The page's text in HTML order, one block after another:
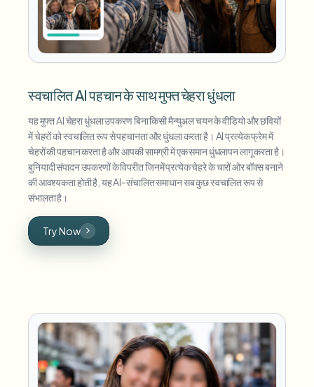
स्वचालित AI पहचान के साथ मुफ्त चेहरा धुंधला
यह मुफ्त AI चेहरा धुंधला उपकरण बिना किसी मैन्युअल चयन के वीडियो और छवियों
में चेहरों को स्वचालित रूप से पहचानता और धुंधला करता है। AI प्रत्येक फ्रेम में
चेहरों की पहचान करता है और आपकी सामग्री में एक समान धुंधलापन लागू करता है।
बुनियादी संपादन उपकरणों के विपरीत जिनमें प्रत्येक चेहरे के चारों ओर बॉक्स बनाने
की आवश्यकता होती है, यह AI-संचालित समाधान सब कुछ स्वचालित रूप से
संभालता है।
Try Now